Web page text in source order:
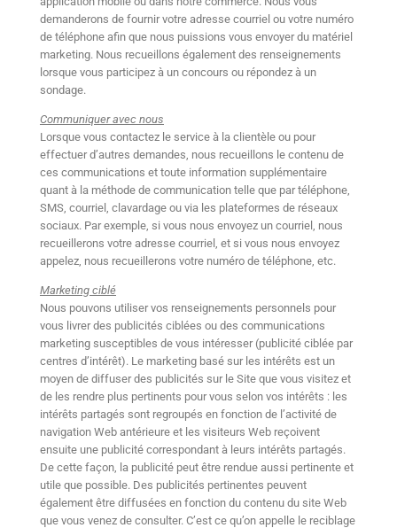
demanderons de fournir votre adresse courriel ou votre numéro
de téléphone afin que nous puissions vous envoyer du matériel
marketing. Nous recueillons également des renseignements
lorsque vous participez à un concours ou répondez à un
sondage.
Communiquer avec nous
Lorsque vous contactez le service à la clientèle ou pour
effectuer d’autres demandes, nous recueillons le contenu de
ces communications et toute information supplémentaire
quant à la méthode de communication telle que par téléphone,
SMS, courriel, clavardage ou via les plateformes de réseaux
sociaux. Par exemple, si vous nous envoyez un courriel, nous
recueillerons votre adresse courriel, et si vous nous envoyez
appelez, nous recueillerons votre numéro de téléphone, etc.
Marketing ciblé
Nous pouvons utiliser vos renseignements personnels pour
vous livrer des publicités ciblées ou des communications
marketing susceptibles de vous intéresser (publicité ciblée par
centres d’intérêt). Le marketing basé sur les intérêts est un
moyen de diffuser des publicités sur le Site que vous visitez et
de les rendre plus pertinents pour vous selon vos intérêts : les
intérêts partagés sont regroupés en fonction de l’activité de
navigation Web antérieure et les visiteurs Web reçoivent
ensuite une publicité correspondant à leurs intérêts partagés.
De cette façon, la publicité peut être rendue aussi pertinente et
utile que possible. Des publicités pertinentes peuvent
également être diffusées en fonction du contenu du site Web
que vous venez de consulter. C’est ce qu’on appelle le reciblage